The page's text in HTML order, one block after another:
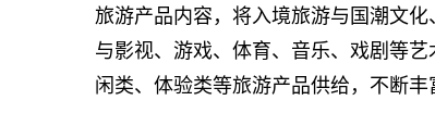
旅游产品内容，将入境旅游与国潮文
与影视、游戏、体育、音乐、戏剧等
闲类、体验类等旅游产品供给，不断丰